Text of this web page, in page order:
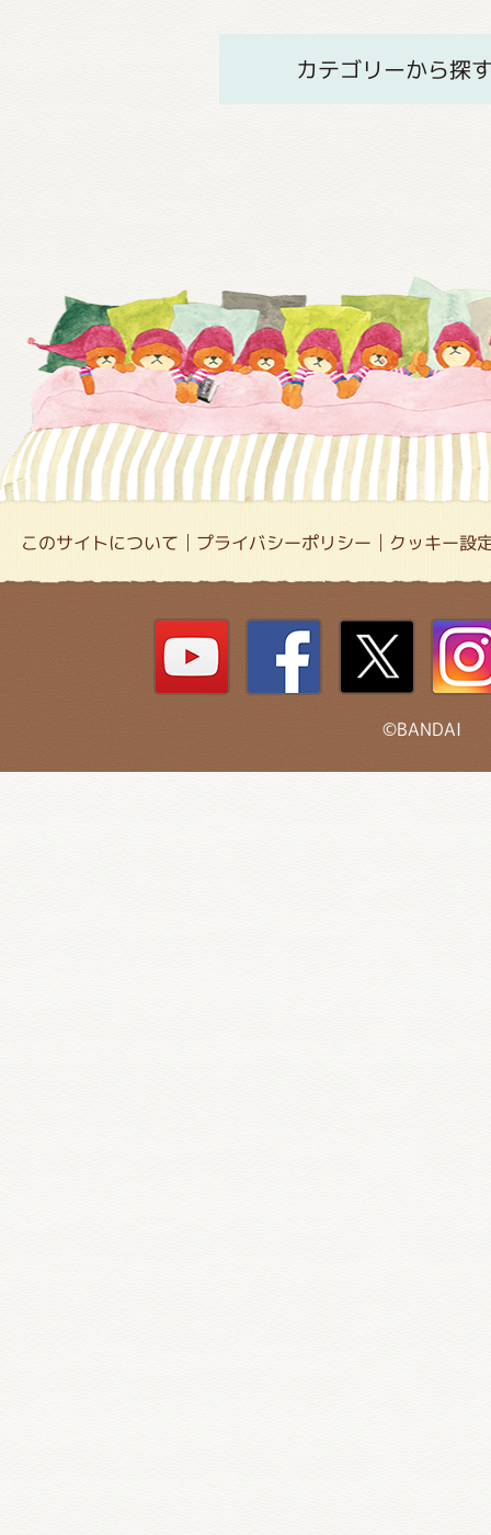
カテゴリーから探
このサイトについて プライバシーポリシー クッキー設
©BANDAI